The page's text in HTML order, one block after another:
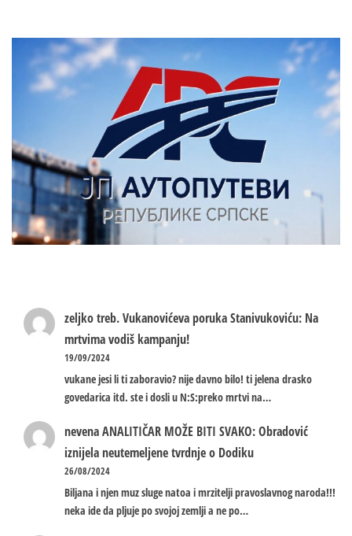
zeljko treb.Vukanovićeva poruka Stanivukoviću: Na
mrtvima vodiš kampanju!
19/09/2024
vukane jesi li ti zaboravio? nije davno bilo! ti jelena drasko
govedarica itd. ste i dosli u N:S:preko mrtvi na…
nevenaANALITIČAR MOŽE BITI SVAKO: Obradović
iznijela neutemeljene tvrdnje o Dodiku
26/08/2024
Biljana i njen muz sluge natoa i mrzitelji pravoslavnog naroda!!!
neka ide da pljuje po svojoj zemlji a ne po…